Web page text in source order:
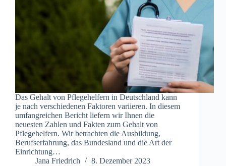
Das Gehalt von Pflegehelfern in Deutschland kann
je nach verschiedenen Faktoren variieren. In diesem
umfangreichen Bericht liefern wir Ihnen die
neuesten Zahlen und Fakten zum Gehalt von
Pflegehelfern. Wir betrachten die Ausbildung,
Berufserfahrung, das Bundesland und die Art der
Einrichtung…
Jana Friedrich
8. Dezember 2023